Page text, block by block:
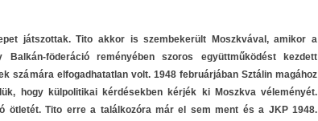
játszottak. Tito akkor is szembekerült Moszkvával, amikor a
föderáció reményében szoros együttműködést kezdett
számára elfogadhatatlan volt. 1948 februárjában Sztálin magához
hogy külpolitikai kérdésekben kérjék ki Moszkva véleményét.
ötletét. Tito erre a találkozóra már el sem ment és a JKP 1948.